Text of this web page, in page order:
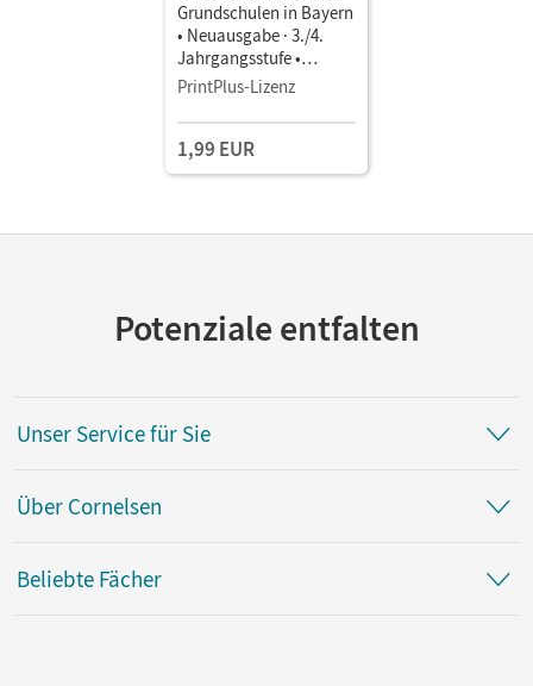
Grundschulen in Bayern
• Neuausgabe · 3./4.
Jahrgangsstufe •
Schulbuch als E-Book
PrintPlus-Lizenz
1,99 EUR
Potenziale entfalten
Unser Service für Sie
Über Cornelsen
Beliebte Fächer